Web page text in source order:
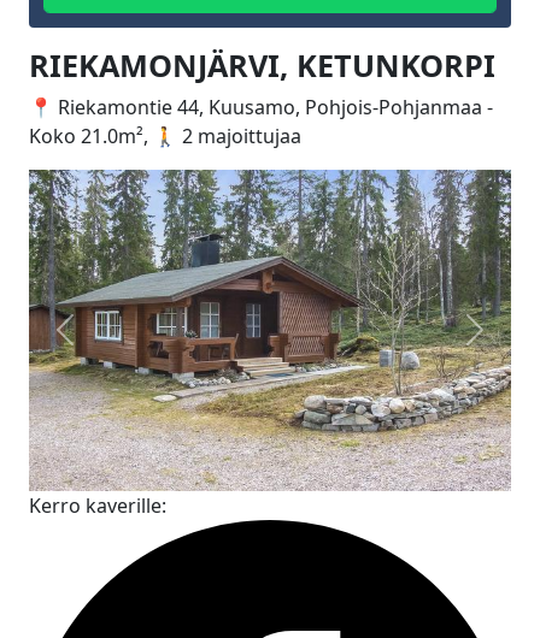
RIEKAMONJÄRVI, KETUNKORPI
📍 Riekamontie 44, Kuusamo, Pohjois-Pohjanmaa -
Koko 21.0m², 🚶 2 majoittujaa
Edellinen
Kerro kaverille: